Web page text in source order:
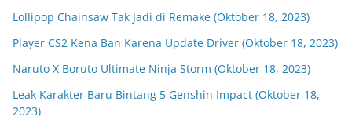
Lollipop Chainsaw Tak Jadi di Remake (Oktober 18, 2023)
Player CS2 Kena Ban Karena Update Driver (Oktober 18, 2023)
Naruto X Boruto Ultimate Ninja Storm (Oktober 18, 2023)
Leak Karakter Baru Bintang 5 Genshin Impact (Oktober 18,
2023)